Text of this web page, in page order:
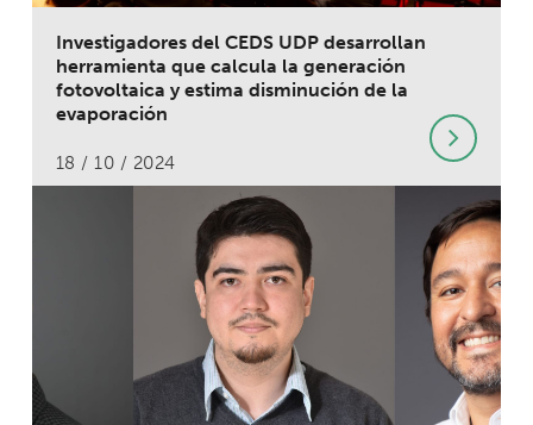
Investigadores del CEDS UDP desarrollan
herramienta que calcula la generación
fotovoltaica y estima disminución de la
evaporación
18 / 10 / 2024